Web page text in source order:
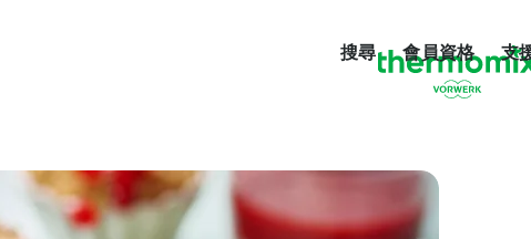
搜尋 會員資格 支